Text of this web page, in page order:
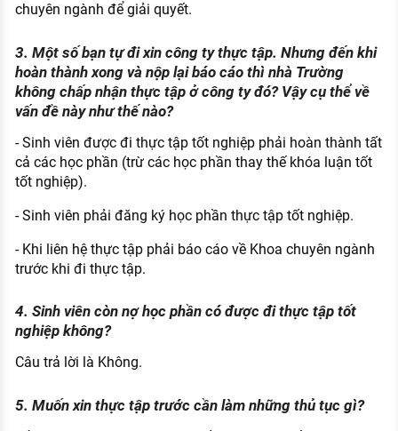
chuyên ngành để giải quyết.
3. Một số bạn tự đi xin công ty thực tập. Nhưng đến khi
hoàn thành xong và nộp lại báo cáo thì nhà Trường
không chấp nhận thực tập ở công ty đó? Vậy cụ thể về
vấn đề này như thế nào?
- Sinh viên được đi thực tập tốt nghiệp phải hoàn thành tất
cả các học phần (trừ các học phần thay thế khóa luận tốt
tốt nghiệp).
- Sinh viên phải đăng ký học phần thực tập tốt nghiệp.
- Khi liên hệ thực tập phải báo cáo về Khoa chuyên ngành
trước khi đi thực tập.
4. Sinh viên còn nợ học phần có được đi thực tập tốt
nghiệp không?
Câu trả lời là Không.
5. Muốn xin thực tập trước cần làm những thủ tục gì?